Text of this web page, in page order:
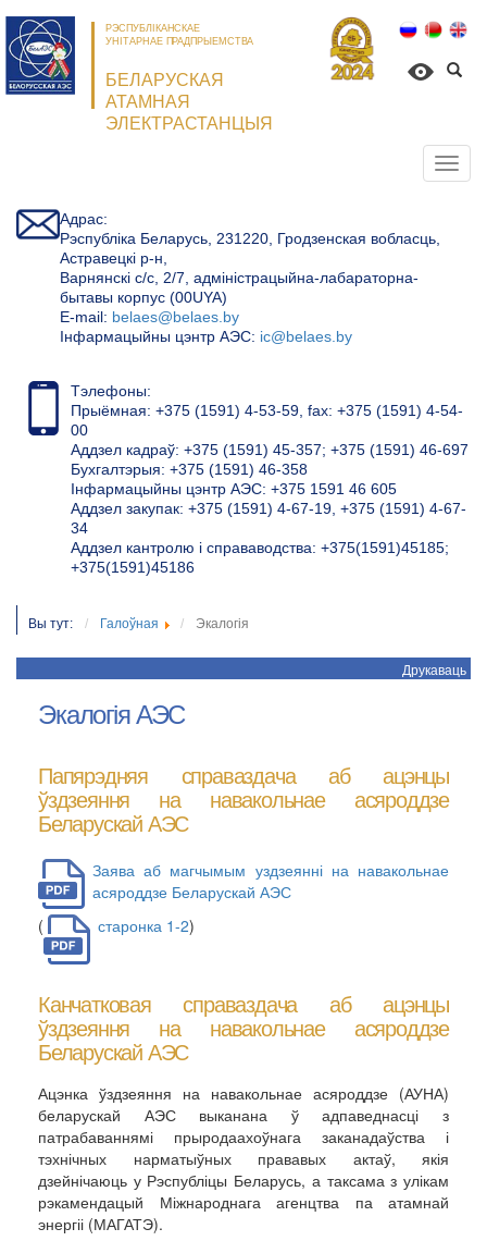
РЭСПУБЛІКАНСКАЕ
УНІТАРНАЕ ПРАДПРЫЕМСТВА
БЕЛАРУСКАЯ
АТАМНАЯ
ЭЛЕКТРАСТАНЦЫЯ
Адрас:
Рэспубліка Беларусь, 231220, Гродзенская вобласць,
Астравецкі р-н,
Варнянскі с/с, 2/7, адміністрацыйна-лабараторна-
бытавы корпус (00UYA)
Е-mail: belaes@belaes.by
Інфармацыйны цэнтр АЭС: ic@belaes.by
Тэлефоны:
Прыёмная: +375 (1591) 4-53-59, fax: +375 (1591) 4-54-
00
Аддзел кадраў: +375 (1591) 45-357; +375 (1591) 46-697
Бухгалтэрыя: +375 (1591) 46-358
Інфармацыйны цэнтр АЭС: +375 1591 46 605
Аддзел закупак: +375 (1591) 4-67-19, +375 (1591) 4-67-
34
Аддзел кантролю і справаводства: +375(1591)45185;
+375(1591)45186
Вы тут: Галоўная Экалогія
Друкаваць
Экалогія АЭС
Папярэдняя справаздача аб ацэнцы
ўздзеяння на навакольнае асяроддзе
Беларускай АЭС
Заява аб магчымым уздзеянні на навакольнае
асяроддзе Беларускай АЭС
(
старонка 1-2)
Канчатковая справаздача аб ацэнцы
ўздзеяння на навакольнае асяроддзе
Беларускай АЭС
Ацэнка ўздзеяння на навакольнае асяроддзе (АУНА)
беларускай АЭС выканана ў адпаведнасці з
патрабаваннямі прыродаахоўнага заканадаўства і
тэхнічных нарматыўных прававых актаў, якія
дзейнічаюць у Рэспубліцы Беларусь, а таксама з улікам
рэкамендацый Міжнароднага агенцтва па атамнай
энергіі (МАГАТЭ).